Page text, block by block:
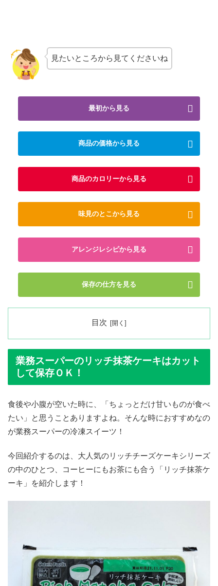
見たいところから見てくださいね
最初から見る
商品の価格から見る
商品のカロリーから見る
味見のとこから見る
アレンジレシピから見る
保存の仕方を見る
目次
業務スーパーのリッチ抹茶ケーキはカット
して保存ＯＫ！
食後や小腹が空いた時に、「ちょっとだけ甘いものが食べ
たい」と思うことありますよね。そんな時におすすめなの
が業務スーパーの冷凍スイーツ！
今回紹介するのは、大人気のリッチチーズケーキシリーズ
の中のひとつ、コーヒーにもお茶にも合う「リッチ抹茶ケ
ーキ」を紹介します！